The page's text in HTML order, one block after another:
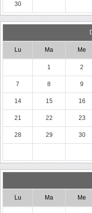
30
Lu Ma Me
1 2
7 8 9
14 15 16
21 22 23
28 29 30
Lu Ma Me